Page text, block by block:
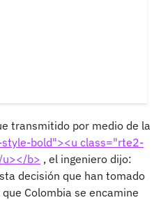
transmitido por medio de la
bold"><u class="rte2-
u></b> , el ingeniero dijo:
decisión que han tomado
Colombia se encamine